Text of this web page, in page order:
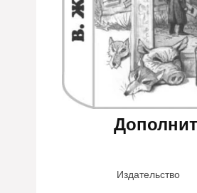
Издательство